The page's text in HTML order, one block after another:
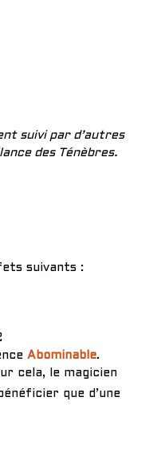
suivi par d’autres
des Ténèbres.
suivants :
Abominable.
cela, le magicien
que d’une